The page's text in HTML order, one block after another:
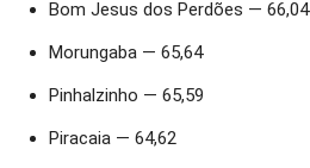
Bom Jesus dos Perdões — 66,04
Morungaba — 65,64
Pinhalzinho — 65,59
Piracaia — 64,62